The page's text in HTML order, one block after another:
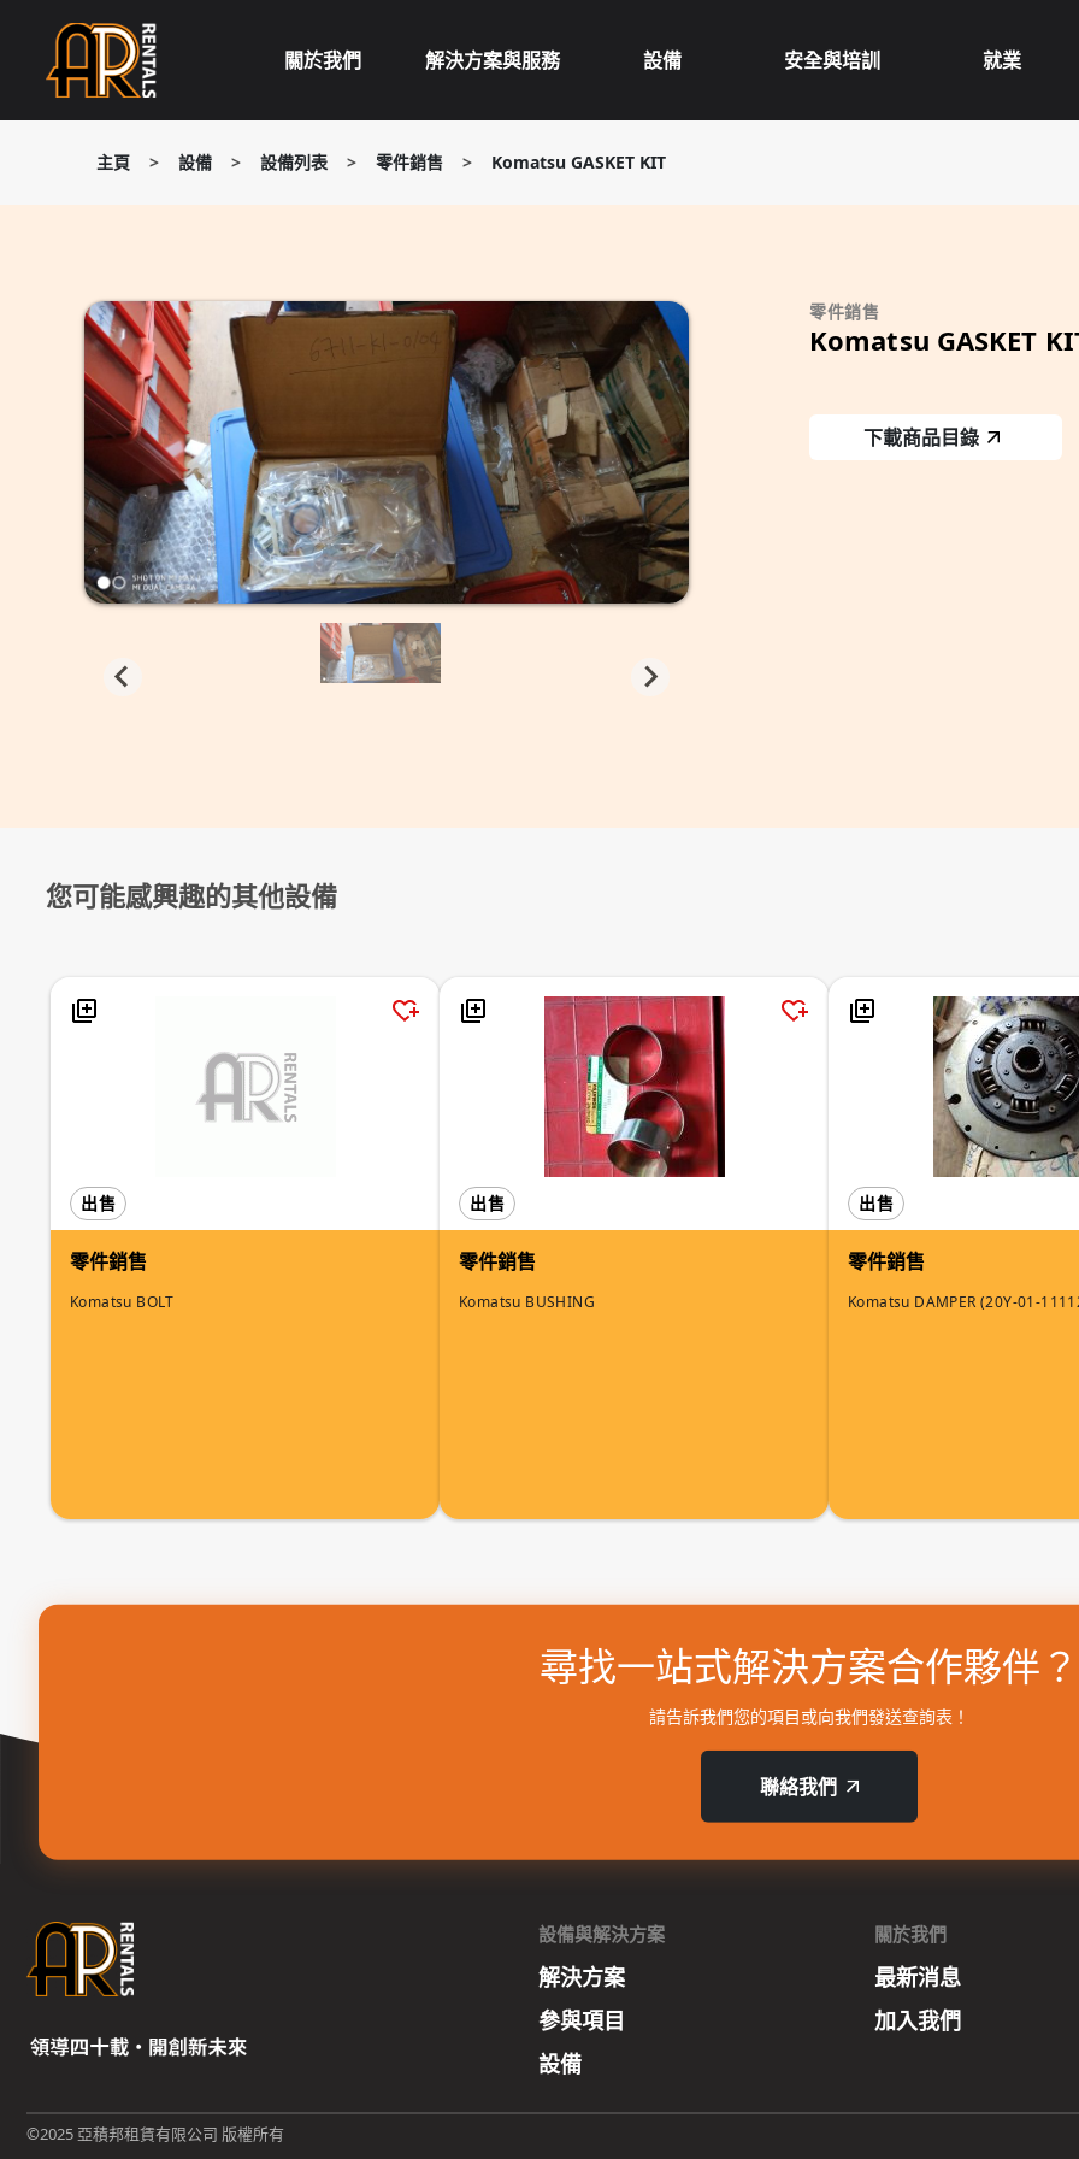
content
關於我們 解決方案與服務 設備 安全與培訓 就業
主頁 > 設備 > 設備列表 > 零件銷售 > Komatsu GASKET KIT
零件銷售
Komatsu GASKET
下載商品目錄
您可能感興趣的其他設備
出售
零件銷售
Komatsu BOLT
出售
零件銷售
Komatsu BUSHING
出售
零件銷售
Komatsu DAMPER (20Y-01-
尋找一站式解決方案合作夥伴？
請告訴我們您的項目或向我們發送查詢表！
聯絡我們
設備與解決方案
解決方案
參與項目
設備
關於我們
最新消息
加入我們
©2025 亞積邦租賃有限公司 版權所有